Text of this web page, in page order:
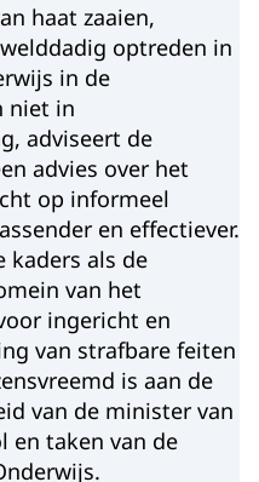
haat zaaien,
optreden in
in de
niet in
adviseert de
advies over het
op informeel
en effectiever.
kaders als de
van het
ingericht en
van strafbare feiten
is aan de
van de minister van
en taken van de